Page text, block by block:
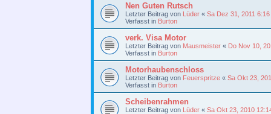
Nen Guten Rutsch
Letzter Beitrag von Lüder « Sa Dez 31, 2011 6:16
Verfasst in Burton
verk. Visa Motor
Letzter Beitrag von Mausmeister « Do Nov 10,
Verfasst in Burton
Motorhaubenschloss
Letzter Beitrag von Feuerspritze « Sa Okt 23,
Verfasst in Burton
Scheibenrahmen
Letzter Beitrag von Lüder « Sa Okt 23, 2010